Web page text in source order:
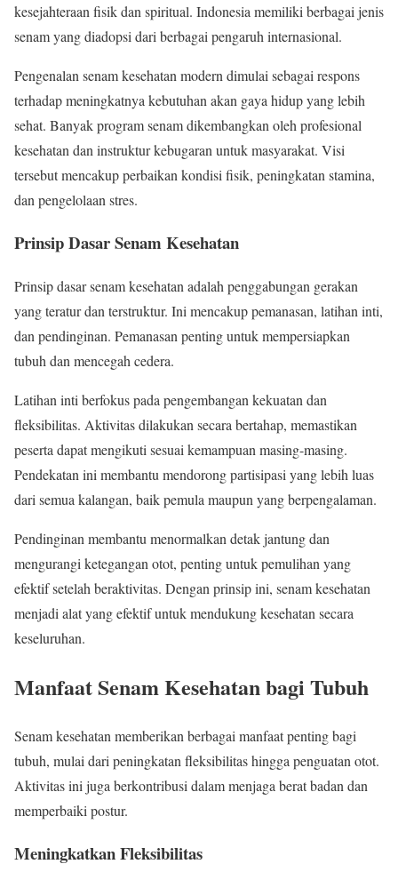
kesejahteraan fisik dan spiritual. Indonesia memiliki berbagai jenis
senam yang diadopsi dari berbagai pengaruh internasional.
Pengenalan senam kesehatan modern dimulai sebagai respons
terhadap meningkatnya kebutuhan akan gaya hidup yang lebih
sehat. Banyak program senam dikembangkan oleh profesional
kesehatan dan instruktur kebugaran untuk masyarakat. Visi
tersebut mencakup perbaikan kondisi fisik, peningkatan stamina,
dan pengelolaan stres.
Prinsip Dasar Senam Kesehatan
Prinsip dasar senam kesehatan adalah penggabungan gerakan
yang teratur dan terstruktur. Ini mencakup pemanasan, latihan inti,
dan pendinginan. Pemanasan penting untuk mempersiapkan
tubuh dan mencegah cedera.
Latihan inti berfokus pada pengembangan kekuatan dan
fleksibilitas. Aktivitas dilakukan secara bertahap, memastikan
peserta dapat mengikuti sesuai kemampuan masing-masing.
Pendekatan ini membantu mendorong partisipasi yang lebih luas
dari semua kalangan, baik pemula maupun yang berpengalaman.
Pendinginan membantu menormalkan detak jantung dan
mengurangi ketegangan otot, penting untuk pemulihan yang
efektif setelah beraktivitas. Dengan prinsip ini, senam kesehatan
menjadi alat yang efektif untuk mendukung kesehatan secara
keseluruhan.
Manfaat Senam Kesehatan bagi Tubuh
Senam kesehatan memberikan berbagai manfaat penting bagi
tubuh, mulai dari peningkatan fleksibilitas hingga penguatan otot.
Aktivitas ini juga berkontribusi dalam menjaga berat badan dan
memperbaiki postur.
Meningkatkan Fleksibilitas